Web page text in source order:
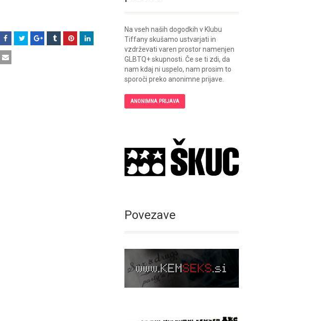
Na vseh naših dogodkih v Klubu
Tiffany skušamo ustvarjati in
vzdrževati varen prostor namenjen
GLBTQ+ skupnosti. Če se ti zdi, da
nam kdaj ni uspelo, nam prosim to
sporoči preko anonimne prijave.
ANONIMNA PRIJAVA
Povezave